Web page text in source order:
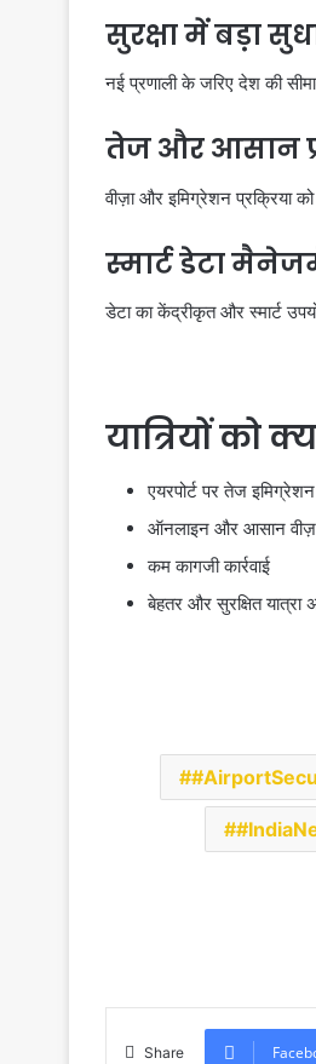
सुरक्षा में बड़ा
नई प्रणाली के जरिए देश की
तेज और आसान
वीज़ा और इमिग्रेशन प्रक्रिया
स्मार्ट डेटा
डेटा का केंद्रीकृत और स्मार्ट
यात्रियों को
एयरपोर्ट पर तेज
ऑनलाइन और आसान
कम कागजी कार्रवाई
बेहतर और सुरक्षित यात्रा
Share